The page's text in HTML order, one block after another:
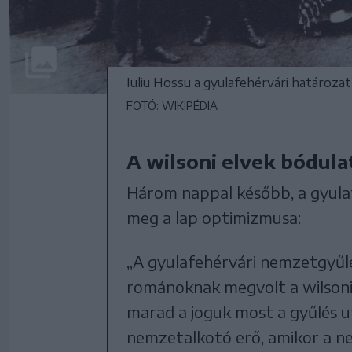
Iuliu Hossu a gyulafehérvári
FOTÓ: WIKIPÉDIA
A wilsoni elvek
Három nappal később, a
meg a lap optimizmusa:
„A gyulafehérvári
románoknak megvolt a
marad a joguk most a
nemzetalkotó erő, amikor a